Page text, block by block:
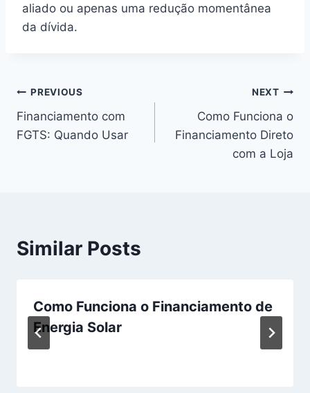
aliado ou apenas uma redução momentânea
da dívida.
Post
navigation
PREVIOUS
Financiamento com
FGTS: Quando Usar
NEXT
Como Funciona o
Financiamento Direto
com a Loja
Similar Posts
Como Funciona o Financiamento de
Energia Solar